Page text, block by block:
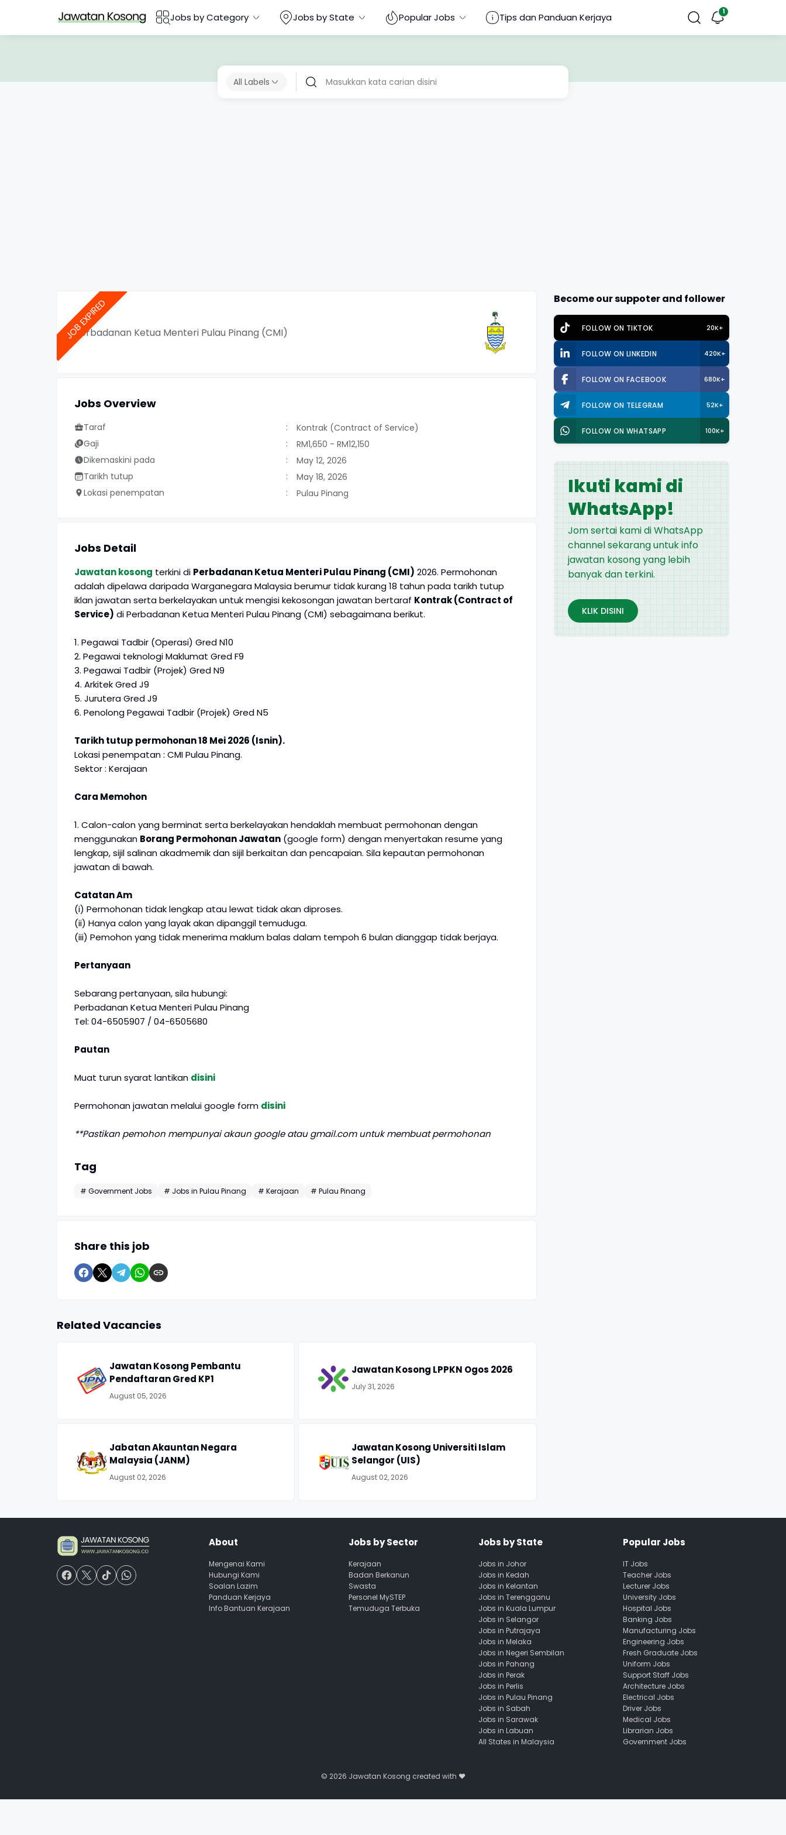
Jobs by Category Jobs by State Popular Jobs Tips dan Panduan Kerjaya
All Labels
Perbadanan Ketua Menteri Pulau Pinang (CMI)
Jobs Overview
Taraf
Kontrak (Contract of Service)
Gaji
RM1,650 - RM12,150
Dikemaskini pada
May 12, 2026
Tarikh tutup
May 18, 2026
Lokasi penempatan
Pulau Pinang
Jobs Detail
Jawatan kosong terkini di Perbadanan Ketua Menteri Pulau Pinang (CMI) 2026. Permohonan
adalah dipelawa daripada Warganegara Malaysia berumur tidak kurang 18 tahun pada tarikh tutup
iklan jawatan serta berkelayakan untuk mengisi kekosongan jawatan bertaraf Kontrak (Contract of
Service) di Perbadanan Ketua Menteri Pulau Pinang (CMI) sebagaimana berikut.
1. Pegawai Tadbir (Operasi) Gred N10
2. Pegawai teknologi Maklumat Gred F9
3. Pegawai Tadbir (Projek) Gred N9
4. Arkitek Gred J9
5. Jurutera Gred J9
6. Penolong Pegawai Tadbir (Projek) Gred N5
Tarikh tutup permohonan 18 Mei 2026 (Isnin).
Lokasi penempatan : CMI Pulau Pinang.
Sektor : Kerajaan
Cara Memohon
1. Calon-calon yang berminat serta berkelayakan hendaklah membuat permohonan dengan
menggunakan Borang Permohonan Jawatan (google form) dengan menyertakan resume yang
lengkap, sijil salinan akadmemik dan sijil berkaitan dan pencapaian. Sila kepautan permohonan
jawatan di bawah.
Catatan Am
(i) Permohonan tidak lengkap atau lewat tidak akan diproses.
(ii) Hanya calon yang layak akan dipanggil temuduga.
(iii) Pemohon yang tidak menerima maklum balas dalam tempoh 6 bulan dianggap tidak berjaya.
Pertanyaan
Sebarang pertanyaan, sila hubungi:
Perbadanan Ketua Menteri Pulau Pinang
Tel: 04-6505907 / 04-6505680
Pautan
Muat turun syarat lantikan disini
Permohonan jawatan melalui google form disini
**Pastikan pemohon mempunyai akaun google atau gmail.com untuk membuat permohonan
Tag
# Government Jobs # Jobs in Pulau Pinang # Kerajaan # Pulau Pinang
Share this job
Related Vacancies
Jawatan Kosong Pembantu
Pendaftaran Gred KP1
August 05, 2026
Jawatan Kosong LPPKN Ogos 2026
July 31, 2026
Jabatan Akauntan Negara
Malaysia (JANM)
August 02, 2026
Jawatan Kosong Universiti Islam
Selangor (UIS)
August 02, 2026
Become our suppoter and follower
FOLLOW ON TIKTOK 20K+
FOLLOW ON LINKEDIN 420K+
FOLLOW ON FACEBOOK 680K+
FOLLOW ON TELEGRAM 52K+
FOLLOW ON WHATSAPP 100K+
Ikuti kami di
WhatsApp!
Jom sertai kami di WhatsApp
channel sekarang untuk info
jawatan kosong yang lebih
banyak dan terkini.
KLIK DISINI
About
Mengenai Kami
Hubungi Kami
Soalan Lazim
Panduan Kerjaya
Info Bantuan Kerajaan
Jobs by Sector
Kerajaan
Badan Berkanun
Swasta
Personel MySTEP
Temuduga Terbuka
Jobs by State
Jobs in Johor
Jobs in Kedah
Jobs in Kelantan
Jobs in Terengganu
Jobs in Kuala Lumpur
Jobs in Selangor
Jobs in Putrajaya
Jobs in Melaka
Jobs in Negeri Sembilan
Jobs in Pahang
Jobs in Perak
Jobs in Perlis
Jobs in Pulau Pinang
Jobs in Sabah
Jobs in Sarawak
Jobs in Labuan
All States in Malaysia
Popular Jobs
IT Jobs
Teacher Jobs
Lecturer Jobs
University Jobs
Hospital Jobs
Banking Jobs
Manufacturing Jobs
Engineering Jobs
Fresh Graduate Jobs
Uniform Jobs
Support Staff Jobs
Architecture Jobs
Electrical Jobs
Driver Jobs
Medical Jobs
Librarian Jobs
Government Jobs
© 2026 Jawatan Kosong created with ❤️️